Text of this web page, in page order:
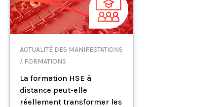
ACTUALITÉ DES MANIFESTATIONS
/ FORMATIONS
La formation HSE à
distance peut-elle
réellement transformer les